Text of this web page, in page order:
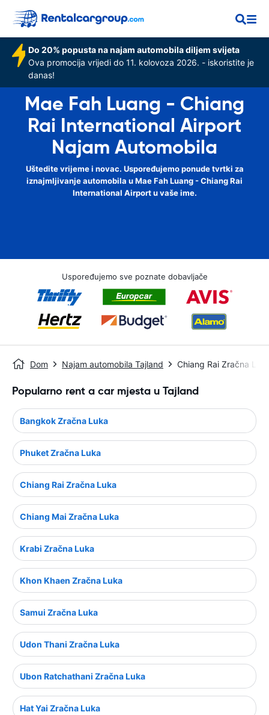
Do 20% popusta na najam automobila diljem svijeta
Ova promocija vrijedi do 11. kolovoza 2026. - iskoristite je
danas!
Mae Fah Luang - Chiang
Rai International Airport
Najam Automobila
Uštedite vrijeme i novac. Uspoređujemo ponude tvrtki za
iznajmljivanje automobila u Mae Fah Luang - Chiang Rai
International Airport u vaše ime.
Uspoređujemo sve poznate dobavljače
Dom Najam automobila Tajland Chiang Rai Zračna
Popularno rent a car mjesta u Tajland
Bangkok Zračna Luka
Phuket Zračna Luka
Chiang Rai Zračna Luka
Chiang Mai Zračna Luka
Krabi Zračna Luka
Khon Khaen Zračna Luka
Samui Zračna Luka
Udon Thani Zračna Luka
Ubon Ratchathani Zračna Luka
Hat Yai Zračna Luka